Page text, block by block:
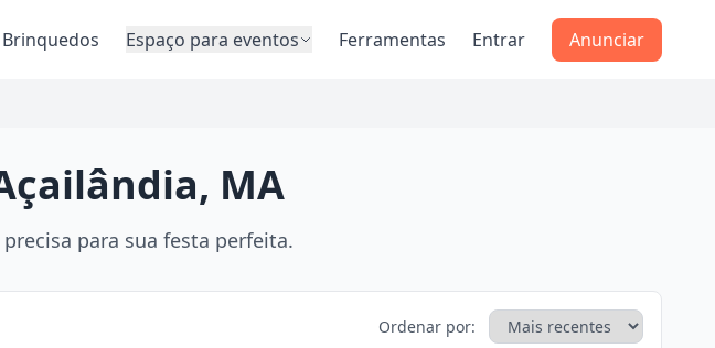
Brinquedos Espaço para eventos Ferramentas Entrar Anunciar
MA
para sua festa perfeita.
Ordenar por: